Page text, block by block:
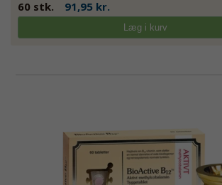
60 stk. 91,95 kr.
Læg i kurv